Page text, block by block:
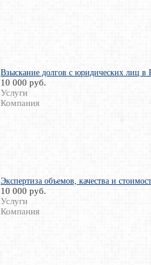
Взыскание долгов с юридических лиц в
10 000 руб.
Услуги
Компания
Экспертиза объемов, качества и
10 000 руб.
Услуги
Компания